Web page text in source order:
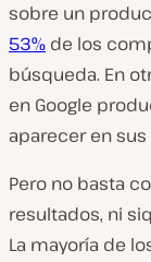
sobre un
53% de los
búsqueda. En
en Google
aparecer en
Pero no basta
resultados, ni
La mayoría de